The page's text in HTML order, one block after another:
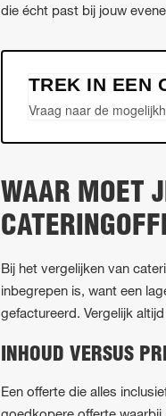
die écht past bij jouw
TREK IN EEN
Vraag naar de
WAAR MOET
Bij het vergelijken van
inbegrepen is, want een
gefactureerd. Vergelijk
INHOUD VERSUS
Een offerte die alles